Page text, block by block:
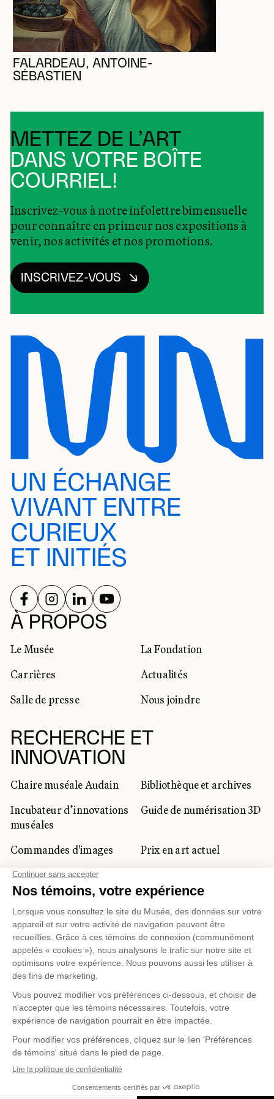
FALARDEAU, ANTOINE-
SÉBASTIEN
METTEZ DE L’ART
DANS VOTRE BOÎTE
COURRIEL!
Inscrivez-vous à notre infolettre bimensuelle
pour connaître en primeur nos expositions à
venir, nos activités et nos promotions.
INSCRIVEZ-VOUS
UN ÉCHANGE
VIVANT ENTRE
CURIEUX
ET INITIÉS
À PROPOS
Le Musée
La Fondation
Carrières
Actualités
Salle de presse
Nous joindre
RECHERCHE ET
INNOVATION
Chaire muséale Audain
Bibliothèque et archives
Incubateur d’innovations
muséales
Guide de numérisation 3D
Commandes d'images
Prix en art actuel
Prix Lynne-Cohen
CLIENTÈLE CORPORATIVE
ET PRIVÉE
Location d'espaces
Activités corporatives
professionnels du
tourisme
RÉSEAUX SOCIAUX
SUIVEZ-NOUS SUR
SUIVEZ-NOUS SUR
SUIVEZ-NOUS SUR
SUIVEZ-NOUS SUR
Gestion des témoinsPolitique de confidentialité
Politique d'achat en ligne
© 2026 MUSÉE NATIONAL DES BEAUX-ARTS DU